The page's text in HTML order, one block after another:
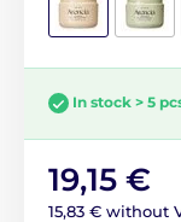
In stock > 5
19,15 €
15,83 € without